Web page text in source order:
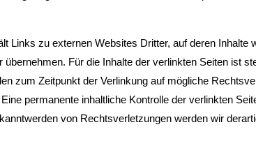
Links zu externen Websites Dritter, auf deren
Für die Inhalte der verlinkten Seiten ist
zum Zeitpunkt der Verlinkung auf mögliche
permanente inhaltliche Kontrolle der verlinkten
von Rechtsverletzungen werden wir